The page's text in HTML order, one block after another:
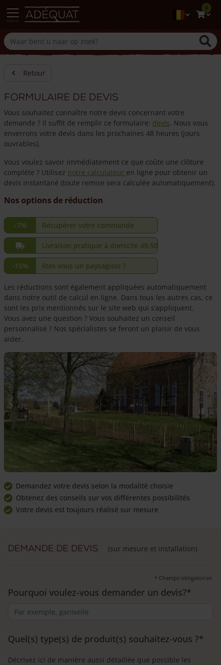
0
Retour
Formulaire de devis
Vous souhaitez connaître notre devis concernant votre
demande ? Il suffit de remplir ce formulaire: devis. Nous vous
enverrons votre devis dans les prochaines 48 heures (jours
ouvrables).
Vous voulez savoir immédiatement ce que coûte une clôture
complète ? Utilisez notre calculateur en ligne pour obtenir un
devis instantané (toute remise sera calculée automatiquement).
Nos options de réduction
-7% Récupérer votre commande
Livraison pratique à domicile 49,50 €
-15% êtes vous un paysagiste ?
Les réductions sont également appliquées automatiquement
dans notre outil de calcul en ligne. Dans tous les autres cas, ce
sont les prix mentionnés sur le site web qui s’appliquent.
Vous avez une question ? Vous souhaitez un conseil
personnalisé ? Nos spécialistes se feront un plaisir de vous
aider.
Demandez votre devis selon la modalité choisie
Obtenez des conseils sur vos différentes possibilités
Votre devis est toujours réalisé sur mesure
Demande de devis (sur mesure et installation)
* Champs obligatoires
Pourquoi voulez-vous demander un devis?*
Quel(s) type(s) de produit(s) souhaitez-vous ?*
Décrivez ici de manière aussi détaillée que possible les